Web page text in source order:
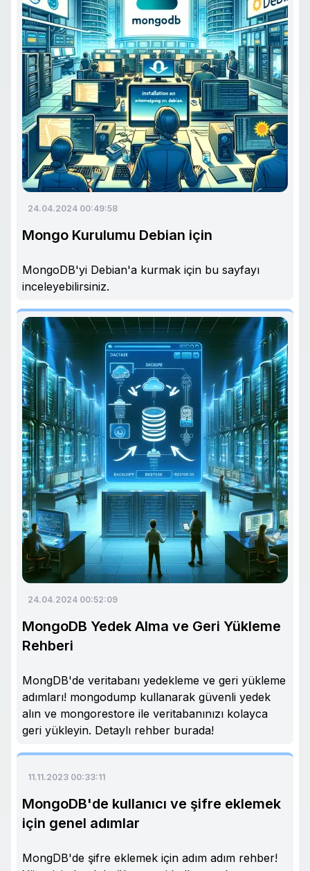
24.04.2024 00:49:58
Mongo Kurulumu Debian için
MongoDB'yi Debian'a kurmak için bu sayfayı
inceleyebilirsiniz.
24.04.2024 00:52:09
MongoDB Yedek Alma ve Geri Yükleme
Rehberi
MongDB'de veritabanı yedekleme ve geri yükleme
adımları! mongodump kullanarak güvenli yedek
alın ve mongorestore ile veritabanınızı kolayca
geri yükleyin. Detaylı rehber burada!
11.11.2023 00:33:11
MongoDB'de kullanıcı ve şifre eklemek
için genel adımlar
MongDB'de şifre eklemek için adım adım rehber!